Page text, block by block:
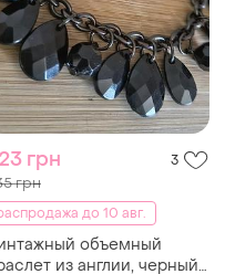
грн 3
грн
до 10 авг.
объемный
из англии, черный